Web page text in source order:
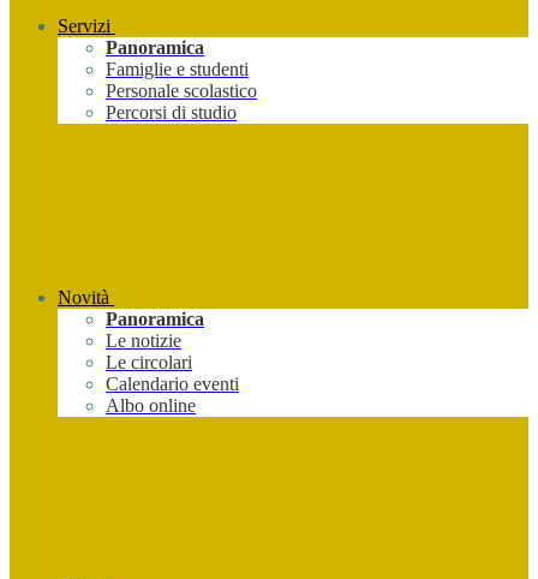
Servizi
Panoramica
Famiglie e studenti
Personale scolastico
Percorsi di studio
Novità
Panoramica
Le notizie
Le circolari
Calendario eventi
Albo online